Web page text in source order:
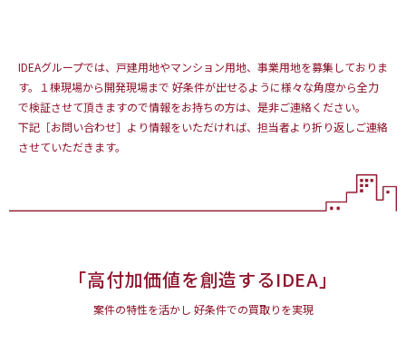
IDEAグループでは、戸建用地やマンション用地、事業用地を募集しておりま
す。１棟現場から開発現場まで 好条件が出せるように様々な角度から全力
で検証させて頂きますので情報をお持ちの方は、是非ご連絡ください。
下記［お問い合わせ］より情報をいただければ、担当者より折り返しご連絡
させていただきます。
「高付加価値を創造するIDEA」
案件の特性を活かし 好条件での買取りを実現